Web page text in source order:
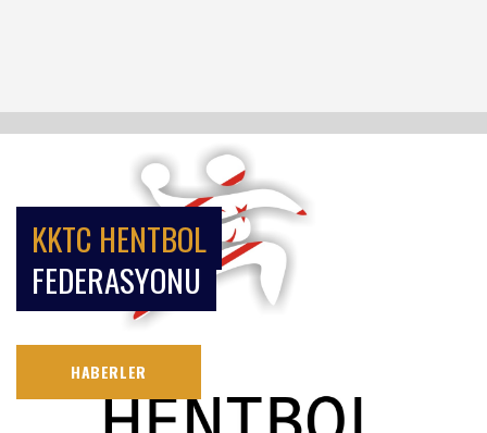
KKTC HENTBOL
FEDERASYONU
HABERLER